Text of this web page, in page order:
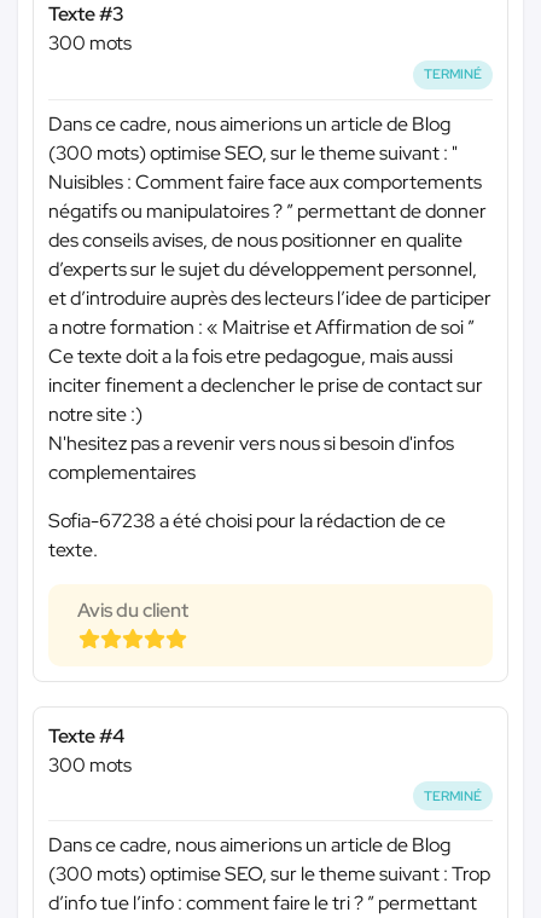
Texte #3
300 mots
TERMINÉ
Dans ce cadre, nous aimerions un article de Blog
(300 mots) optimise SEO, sur le theme suivant : "
Nuisibles : Comment faire face aux comportements
négatifs ou manipulatoires ? ” permettant de donner
des conseils avises, de nous positionner en qualite
d’experts sur le sujet du développement personnel,
et d’introduire auprès des lecteurs l’idee de participer
a notre formation : « Maitrise et Affirmation de soi ”
Ce texte doit a la fois etre pedagogue, mais aussi
inciter finement a declencher le prise de contact sur
notre site :)
N'hesitez pas a revenir vers nous si besoin d'infos
complementaires
Sofia-67238 a été choisi pour la rédaction de ce
texte.
Avis du client
Texte #4
300 mots
TERMINÉ
Dans ce cadre, nous aimerions un article de Blog
(300 mots) optimise SEO, sur le theme suivant : Trop
d’info tue l’info : comment faire le tri ? ” permettant